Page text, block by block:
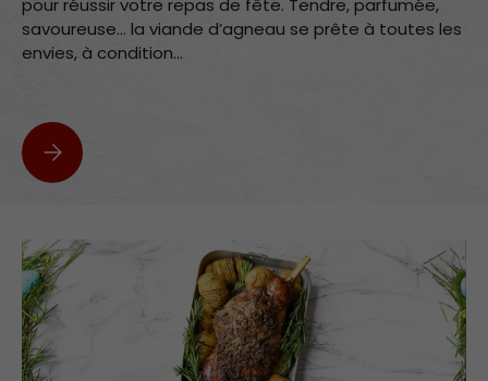
pour réussir votre repas de fête. Tendre, parfumée,
savoureuse… la viande d’agneau se prête à toutes les
envies, à condition...
Nos conseils pour réussir la cuisson de l’agneau de Pâques